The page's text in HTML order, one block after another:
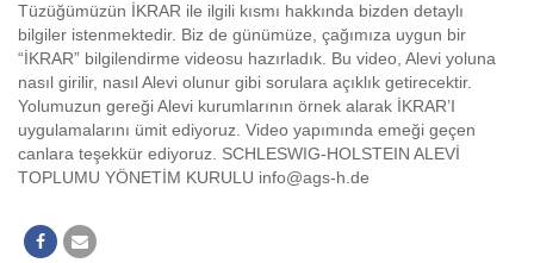
Tüzüğümüzün İKRAR ile ilgili kısmı hakkında bizden detaylı
bilgiler istenmektedir. Biz de günümüze, çağımıza uygun bir
“İKRAR” bilgilendirme videosu hazırladık. Bu video, Alevi yoluna
nasıl girilir, nasıl Alevi olunur gibi sorulara açıklık getirecektir.
Yolumuzun gereği Alevi kurumlarının örnek alarak İKRAR’I
uygulamalarını ümit ediyoruz. Video yapımında emeği geçen
canlara teşekkür ediyoruz. SCHLESWIG-HOLSTEIN ALEVİ
TOPLUMU YÖNETİM KURULU info@ags-h.de